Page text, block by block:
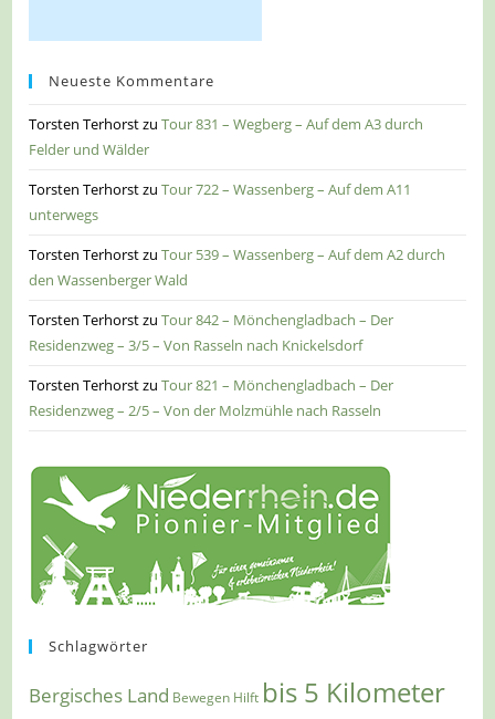
Neueste Kommentare
Torsten TerhorstzuTour 831 – Wegberg – Auf dem A3 durch
Felder und Wälder
Torsten TerhorstzuTour 722 – Wassenberg – Auf dem A11
unterwegs
Torsten TerhorstzuTour 539 – Wassenberg – Auf dem A2 durch
den Wassenberger Wald
Torsten TerhorstzuTour 842 – Mönchengladbach – Der
Residenzweg – 3/5 – Von Rasseln nach Knickelsdorf
Torsten TerhorstzuTour 821 – Mönchengladbach – Der
Residenzweg – 2/5 – Von der Molzmühle nach Rasseln
Schlagwörter
Bergisches Land Bewegen Hilft bis 5 Kilometer